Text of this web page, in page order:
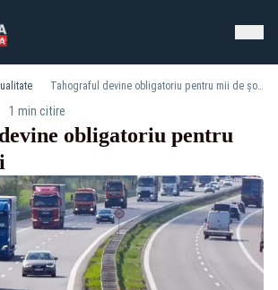
Tahograful devine obligatoriu pentru mii de șoferi
1 min citire
obligatoriu pentru